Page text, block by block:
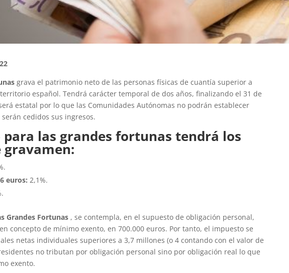
grava el patrimonio neto de las personas físicas de cuantía superior a
español. Tendrá carácter temporal de dos años, finalizando el 31 de
estatal por lo que las Comunidades Autónomas no podrán establecer
cedidos sus ingresos.
para las grandes fortunas tendrá los
gravamen:
euros: 2,1%.
Grandes Fortunas , se contempla, en el supuesto de obligación personal,
concepto de mínimo exento, en 700.000 euros. Por tanto, el impuesto se
netas individuales superiores a 3,7 millones (o 4 contando con el valor de
no tributan por obligación personal sino por obligación real lo que
exento.